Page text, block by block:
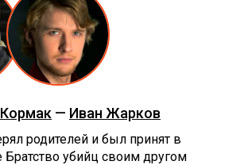
— Иван Жарков
родителей и был принят в
Братство убийц своим другом